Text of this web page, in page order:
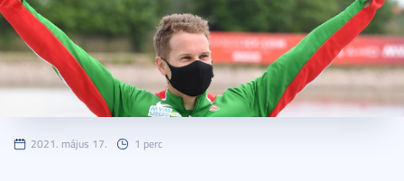
2021. május 17. 1 perc